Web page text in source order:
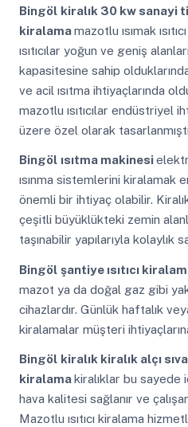
Bingöl kiralık 30 kw sanayi
kiralamamazotlu ısımak
ısıtıcılar yoğun ve geniş
kapasitesine sahip
ve acil ısıtma ihtiyaçlarında
mazotlu ısıtıcılar endüstriyel
üzere özel olarak
Bingöl ısıtma makinesi
ısınma sistemlerini kiralamak
önemli bir ihtiyaç olabilir.
çeşitli büyüklükteki zemin
taşınabilir yapılarıyla kolaylık
Bingöl şantiye ısıtıcı
mazot ya da doğal gaz gibi
cihazlardır. Günlük haftalık
kiralamalar müşteri
Bingöl kiralık kiralık alçı
kiralamakiralıklar bu sayede
hava kalitesi sağlanır ve
Mazotlu ısıtıcı kiralama